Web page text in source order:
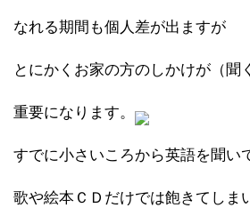
なれる期間も個人差が出ますが
とにかくお家の方のしかけが（聞
重要になります。
すでに小さいころから英語を聞い
歌や絵本ＣＤだけでは飽きてしま